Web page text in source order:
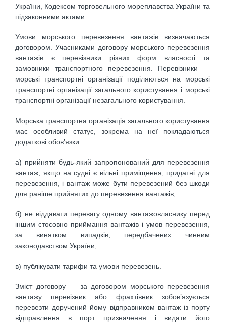
України, Кодексом тор­говельного мореплавства України та
підзаконними актами.
Умови морського перевезення вантажів визначаються
договором. Учасниками договору морського перевезення
вантажів є перевізники різних форм власності та
замовники транспортного перевезення. Перевізники —
морські транспортні організації поділяються на морські
транспортні організації загального користування і морські
транспортні організації незагального користування.
Морська транспортна організація загального користування
має особливий статус, зокрема на неї покладаються
додаткові обов’язки:
а) прийняти будь-який запропонований для перевезення
вантаж, якщо на судні є вільні приміщення, придатні для
перевезення, і вантаж може бути перевезений без шкоди
для раніше прийня­тих до перевезення вантажів;
б) не віддавати перевагу одному вантажовласнику перед
іншим стосовно приймання вантажів і умов перевезення,
за винятком випадків, передбачених чинним
законодавством України;
в) публікувати тарифи та умови перевезень.
Зміст договору — за договором морського перевезення
вантажу перевізник або фрахтівник зобов’язується
перевезти доручений йому відправником вантаж із порту
відправлення в порт призначення і видати його